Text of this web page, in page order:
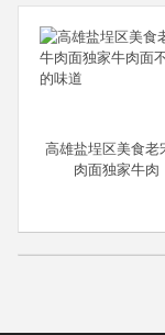
高雄盐埕区美食老
肉面独家牛肉